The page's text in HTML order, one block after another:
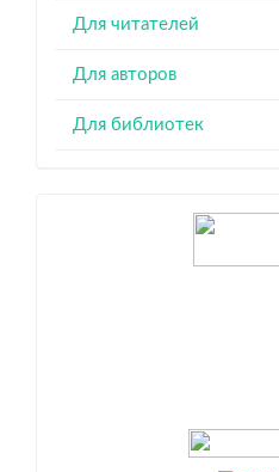
Для читателей
Для авторов
Для библиотек
Индексация